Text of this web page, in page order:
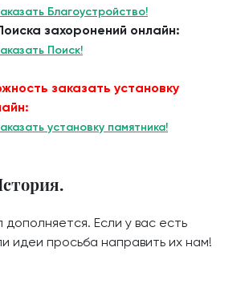
Благоустройство!
захоронений онлайн:
Поиск!
заказать установку
установку памятника!
Если у вас есть
идеи просьба направить их нам!